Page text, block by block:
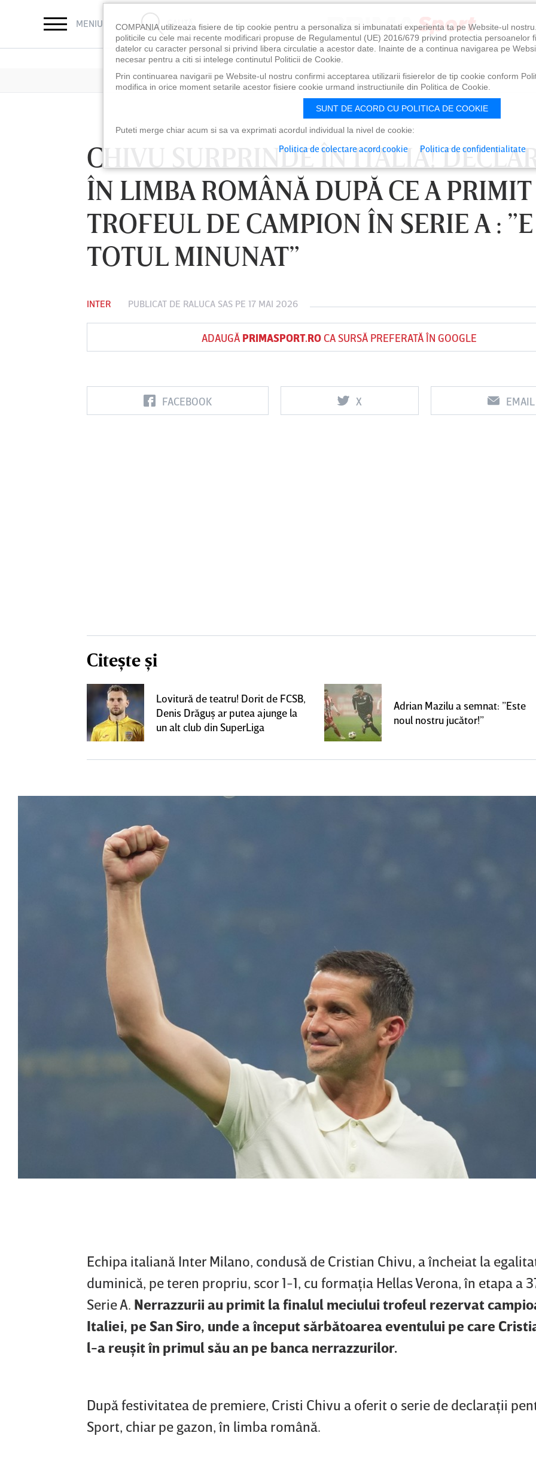
MENIU CAUTĂ
CHIVU SURPRINDE ÎN ITALIA!
ÎN LIMBA ROMÂNĂ DUPĂ CE A PRIMIT
TROFEUL DE CAMPION ÎN SERIE A : ”E
TOTUL MINUNAT”
INTER PUBLICAT DE RALUCA SAS PE 17 MAI 2026
ADAUGĂ PRIMASPORT.ROCA SURSĂ PREFERATĂ ÎN GOOGLE
FACEBOOK X EMAIL
Citește și
Lovitură de teatru! Dorit de FCSB,
Denis Drăguş ar putea ajunge la
un alt club din SuperLiga
Adrian Mazilu a semnat: ”Este
noul nostru jucător!”
Echipa italiană Inter Milano, condusă de Cristian Chivu, a încheiat la
duminică, pe teren propriu, scor 1-1, cu formaţia Hellas Verona, în etapa a
Serie A. Nerrazzurii au primit la finalul meciului trofeul rezervat
Italiei, pe San Siro, unde a început sărbătoarea eventului pe care
l-a reuşit în primul său an pe banca nerrazzurilor.
După festivitatea de premiere, Cristi Chivu a oferit o serie de declaraţii
Sport, chiar pe gazon, în limba română.
LUNI 10 AUG, 18:30
FC Botoşani
Vs
Corvinul
LUNI 10 AUG, 21:30
Sepsi OSK Sf
Vs
FCSB UTA Arad
Vs
Rapid
COMPANIA utilizeaza fisiere de tip cookie pentru a personaliza si imbunatati experienta ta pe Website-ul
politicile cu cele mai recente modificari propuse de Regulamentul (UE) 2016/679 privind protectia persoanelor
datelor cu caracter personal si privind libera circulatie a acestor date. Inainte de a continua navigarea pe
necesar pentru a citi si intelege continutul Politicii de Cookie.
Prin continuarea navigarii pe Website-ul nostru confirmi acceptarea utilizarii fisierelor de tip cookie conform
modifica in orice moment setarile acestor fisiere cookie urmand instructiunile din Politica de Cookie.
SUNT DE ACORD CU POLITICA DE COOKIE
Puteti merge chiar acum si sa va exprimati acordul individual la nivel de cookie:
Politica de colectare acord cookie Politica de confidentialitate